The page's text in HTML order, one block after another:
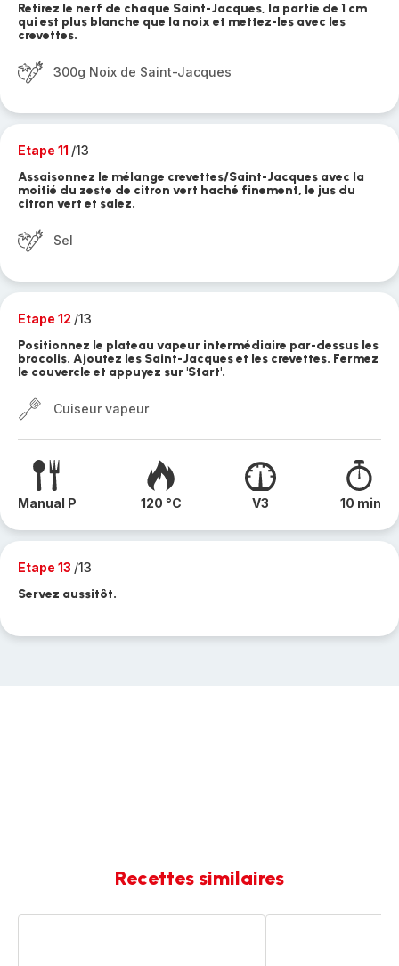
Retirez le nerf de chaque Saint-Jacques, la partie de 1 cm
qui est plus blanche que la noix et mettez-les avec les
crevettes.
300g Noix de Saint-Jacques
Etape 11 /13
Assaisonnez le mélange crevettes/Saint-Jacques avec la
moitié du zeste de citron vert haché finement, le jus du
citron vert et salez.
Sel
Etape 12 /13
Positionnez le plateau vapeur intermédiaire par-dessus les
brocolis. Ajoutez les Saint-Jacques et les crevettes. Fermez
le couvercle et appuyez sur 'Start'.
Cuiseur vapeur
Manual P 120 °C V3 10 min
Etape 13 /13
Servez aussitôt.
Recettes similaires